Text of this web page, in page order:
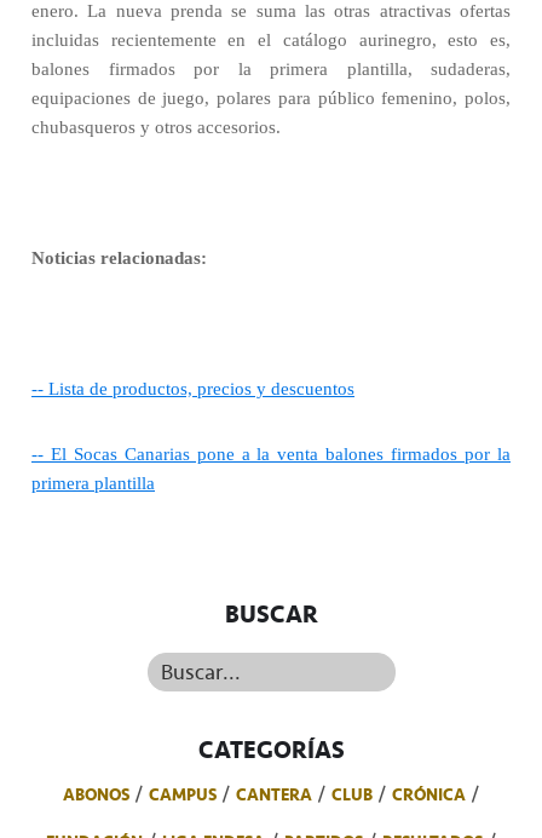
enero. La nueva prenda se suma las otras atractivas ofertas
incluidas recientemente en el catálogo aurinegro, esto es,
balones firmados por la primera plantilla, sudaderas,
equipaciones de juego, polares para público femenino, polos,
chubasqueros y otros accesorios.
Noticias relacionadas:
-- Lista de productos, precios y descuentos
-- El Socas Canarias pone a la venta balones firmados por la
primera plantilla
BUSCAR
Buscar...
CATEGORÍAS
ABONOS CAMPUS CANTERA CLUB
CRÓNICA